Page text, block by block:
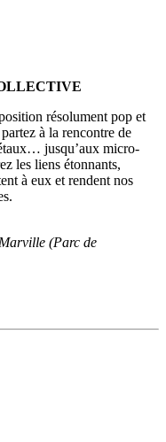
résolument pop et
à la rencontre de
jusqu’aux micro-
les liens étonnants,
à eux et rendent nos
(Parc de